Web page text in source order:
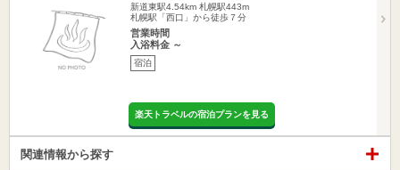
新道東駅4.54km 札幌駅443m
札幌駅「西口」から徒歩７分
営業時間
入浴料金 ～
宿泊
楽天トラベルの宿泊プランを見る
関連情報から探す